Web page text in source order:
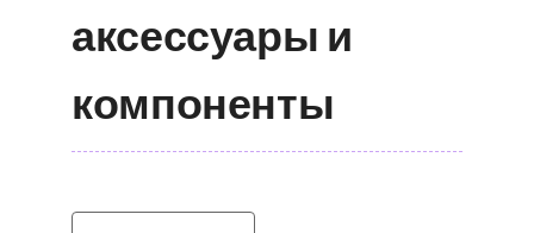
аксессуары и
компоненты